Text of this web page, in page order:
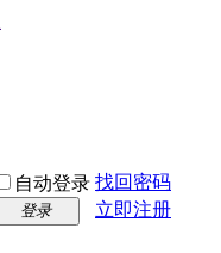
自动登录 找回密码
登录 立即注册